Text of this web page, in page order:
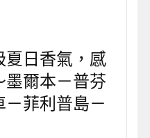
夏日香氣，感
爾本－普芬
菲利普島－